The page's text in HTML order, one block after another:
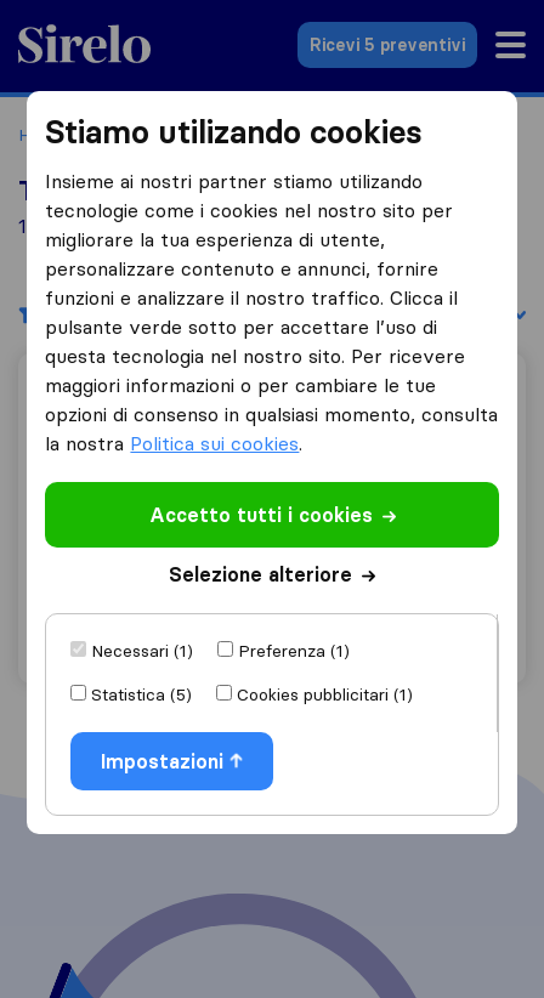
Sirelo.it
Ricevi 5 preventivi
Home Le 10 migliori aziende di traslochi in Italia
Top 10 traslocatori a Gianico
1 aziende di traslochi trovate a Gianico
Filtri Filtra per:
Trasporti E Traslochi Dei Fratelli Nostrani Snc
14
Trasporti E Traslochi Dei Fratelli Nostrani Snc
Chiedi preventivo Dettagli
Stiamo utilizando cookies
Insieme ai nostri partner stiamo utilizando
tecnologie come i cookies nel nostro sito per
migliorare la tua esperienza di utente,
personalizzare contenuto e annunci, fornire
funzioni e analizzare il nostro traffico. Clicca il
pulsante verde sotto per accettare l’uso di
questa tecnologia nel nostro sito. Per ricevere
maggiori informazioni o per cambiare le tue
opzioni di consenso in qualsiasi momento, consulta
la nostra Politica sui cookies.
Accetto tutti i cookies
Selezione alteriore
Necessari (1)
Preferenza (1)
Statistica (5)
Cookies pubblicitari (1)
Impostazioni